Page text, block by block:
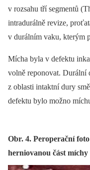
v rozsahu tří segmentů
intradurálně revize,
v durálním vaku, kterým
Mícha byla v defektu
volně reponovat. Durální
z oblasti intaktní dury
defektu bylo možno
Obr. 4. Peroperační
herniovanou část